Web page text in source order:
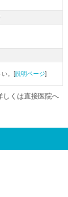
い。[説明ページ]
くは直接医院へ